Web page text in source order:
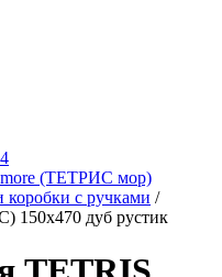
(ТЕТРИС мор)
с ручками /
150х470 дуб рустик